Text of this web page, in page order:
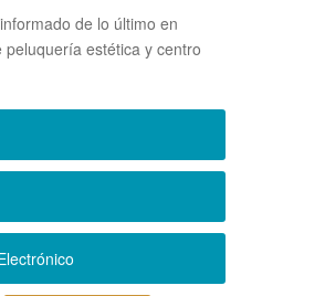
de lo último en
peluquería estética y centro